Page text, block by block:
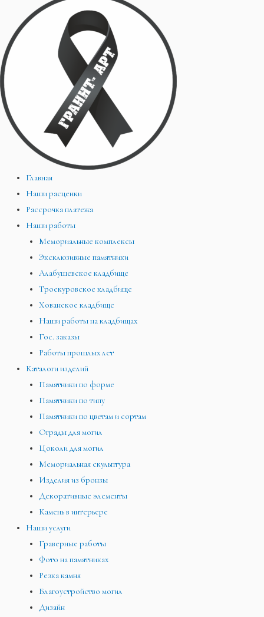
Главная
Наши расценки
Рассрочка платежа
Наши работы
Мемориальные комплексы
Эксклюзивные памятники
Алабушевское кладбище
Троекуровское кладбище
Хованское кладбище
Наши работы на кладбищах
Гос. заказы
Работы прошлых лет
Каталоги изделий
Памятники по форме
Памятники по типу
Памятники по цветам и сортам
Ограды для могил
Цоколи для могил
Мемориальная скульптура
Изделия из бронзы
Декоративные элементы
Камень в интерьере
Наши услуги
Граверные работы
Фото на памятниках
Резка камня
Благоустройство могил
Дизайн